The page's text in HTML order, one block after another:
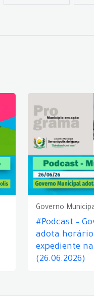
Governo
#Podcast –
adota horário
expediente
(26.06.2026)